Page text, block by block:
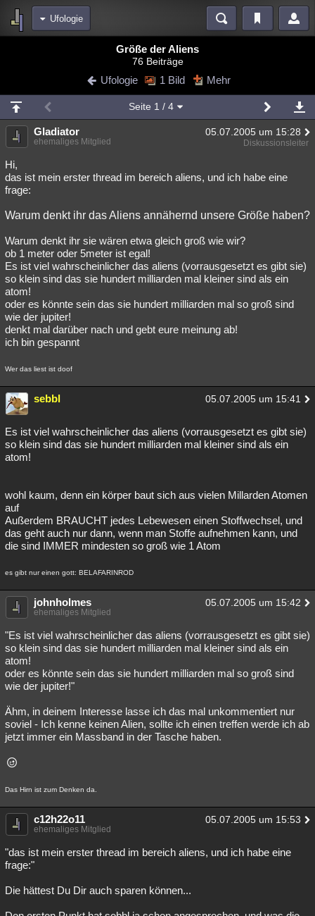
Ufologie
Blogs
Chat Wiki Neuigkeiten
meine Rubriken
Menschen Wissenschaft Mystery Kriminalfälle
Natur
weitere Rubriken
Astronomie Helpdesk Gruppen Filme
Musik
Übersichten
Besucht Teilgenommen Alle Neue Geschlossen
Größe der Aliens
76 Beiträge
Ufologie 1 Bild Mehr
Seite 1 / 4
Gladiator 05.07.2005 um 15:28
ehemaliges Mitglied Diskussionsleiter
Hi,
das ist mein erster thread im bereich aliens, und ich habe eine
frage:
Warum denkt ihr das Aliens annähernd unsere Größe haben?
Warum denkt ihr sie wären etwa gleich groß wie wir?
ob 1 meter oder 5meter ist egal!
Es ist viel wahrscheinlicher das aliens (vorrausgesetzt es gibt sie)
so klein sind das sie hundert milliarden mal kleiner sind als ein
atom!
oder es könnte sein das sie hundert milliarden mal so groß sind
wie der jupiter!
denkt mal darüber nach und gebt eure meinung ab!
ich bin gespannt
Wer das liest ist doof
sebbl 05.07.2005 um 15:41
Es ist viel wahrscheinlicher das aliens (vorrausgesetzt es gibt sie)
so klein sind das sie hundert milliarden mal kleiner sind als ein
atom!
wohl kaum, denn ein körper baut sich aus vielen Millarden Atomen
auf
Außerdem BRAUCHT jedes Lebewesen einen Stoffwechsel, und
das geht auch nur dann, wenn man Stoffe aufnehmen kann, und
die sind IMMER mindesten so groß wie 1 Atom
es gibt nur einen gott: BELAFARINROD
johnholmes 05.07.2005 um 15:42
ehemaliges Mitglied
"Es ist viel wahrscheinlicher das aliens (vorrausgesetzt es gibt sie)
so klein sind das sie hundert milliarden mal kleiner sind als ein
atom!
oder es könnte sein das sie hundert milliarden mal so groß sind
wie der jupiter!"
Ähm, in deinem Interesse lasse ich das mal unkommentiert nur
soviel - Ich kenne keinen Alien, sollte ich einen treffen werde ich ab
jetzt immer ein Massband in der Tasche haben.
Das Hirn ist zum Denken da.
c12h22o11 05.07.2005 um 15:53
ehemaliges Mitglied
"das ist mein erster thread im bereich aliens, und ich habe eine
frage:"
Die hättest Du Dir auch sparen können...